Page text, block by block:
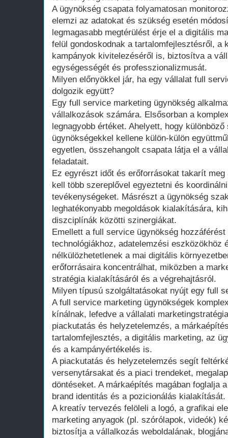
A ügynökség csapata folyamatosan
elemzi az adatokat és szükség esetén
legmagasabb megtérülést érje el a digitális
felül gondoskodnak a tartalomfejlesztésről, a
kampányok kivitelezéséről is, biztosítva a
egységességét és professzionalizmusát.
Milyen előnyökkel jár, ha egy vállalat full
dolgozik együtt?
Egy full service marketing ügynökség
vállalkozások számára. Elsősorban a
legnagyobb értéket. Ahelyett, hogy
ügynökségekkel kellene külön-külön
egyetlen, összehangolt csapata látja el a
feladatait.
Ez egyrészt időt és erőforrásokat takarít
kell több szereplővel egyeztetni és
tevékenységeket. Másrészt a ügynökség
leghatékonyabb megoldások kialakítására,
diszciplínák közötti szinergiákat.
Emellett a full service ügynökség
technológiákhoz, adatelemzési eszközökhöz
nélkülözhetetlenek a mai digitális
erőforrásaira koncentrálhat, miközben a
stratégia kialakításáról és a végrehajtásról.
Milyen típusú szolgáltatásokat nyújt egy full
A full service marketing ügynökségek
kínálnak, lefedve a vállalati
piackutatás és helyzetelemzés, a
tartalomfejlesztés, a digitális marketing, az
és a kampányértékelés is.
A piackutatás és helyzetelemzés segít
versenytársakat és a piaci trendeket,
döntéseket. A márkaépítés magában foglalja
brand identitás és a pozicionálás kialakítását.
A kreatív tervezés felöleli a logó, a grafikai
marketing anyagok (pl. szórólapok, videók)
biztosítja a vállalkozás weboldalának,